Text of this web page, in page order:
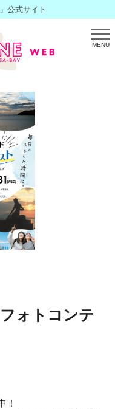
公式サイト
MENU
ォトコンテ
！